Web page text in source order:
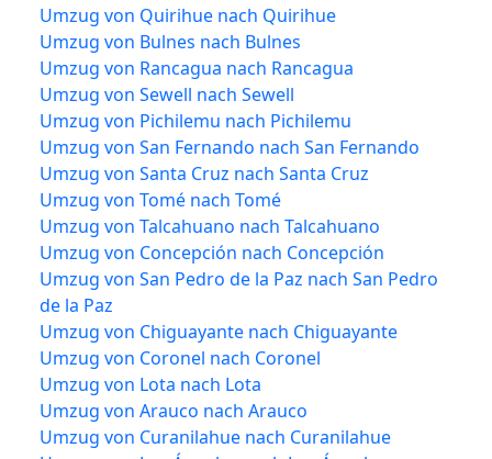
Umzug von Quirihue nach Quirihue
Umzug von Bulnes nach Bulnes
Umzug von Rancagua nach Rancagua
Umzug von Sewell nach Sewell
Umzug von Pichilemu nach Pichilemu
Umzug von San Fernando nach San Fernando
Umzug von Santa Cruz nach Santa Cruz
Umzug von Tomé nach Tomé
Umzug von Talcahuano nach Talcahuano
Umzug von Concepción nach Concepción
Umzug von San Pedro de la Paz nach San Pedro
de la Paz
Umzug von Chiguayante nach Chiguayante
Umzug von Coronel nach Coronel
Umzug von Lota nach Lota
Umzug von Arauco nach Arauco
Umzug von Curanilahue nach Curanilahue